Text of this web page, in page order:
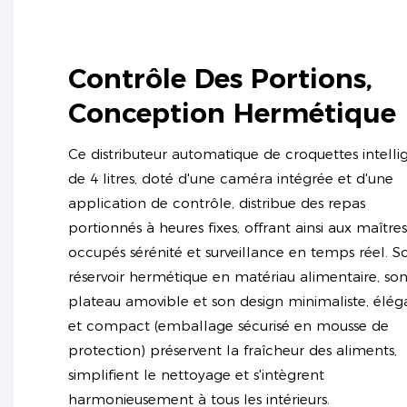
Contrôle Des Portions,
Conception Hermétique
Ce distributeur automatique de croquettes
de 4 litres, doté d'une caméra intégrée et d'une
application de contrôle, distribue des repas
portionnés à heures fixes, offrant ainsi aux maîtres
occupés sérénité et surveillance en temps réel.
réservoir hermétique en matériau alimentaire, son
plateau amovible et son design minimaliste,
et compact (emballage sécurisé en mousse de
protection) préservent la fraîcheur des aliments,
simplifient le nettoyage et s'intègrent
harmonieusement à tous les intérieurs.